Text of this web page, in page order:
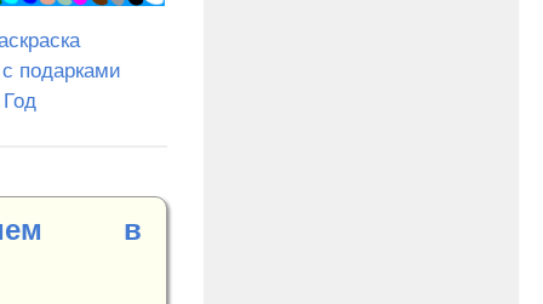
подарками
в